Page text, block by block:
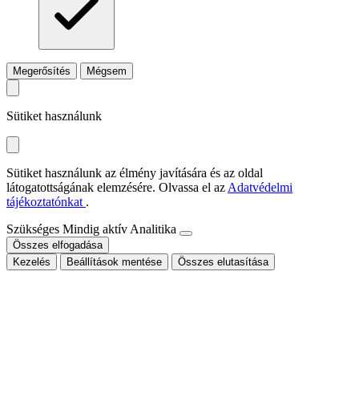
Megerősítés Mégsem
Sütiket használunk
Sütiket használunk az élmény javítására és az oldal
látogatottságának elemzésére. Olvassa el az Adatvédelmi
tájékoztatónkat .
Szükséges Mindig aktív Analitika
Összes elfogadása
Kezelés
Beállítások mentése Összes elutasítása